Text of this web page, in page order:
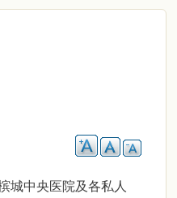
城中央医院及各私人